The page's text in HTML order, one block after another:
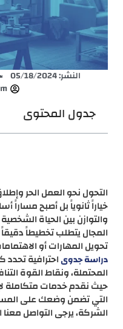
النشر:05/18/2024
جدول المحتوى
التحول نحو العمل الحر
خياراً ثانوياً بل أصبح مساراً
والتوازن بين الحياة
المجال يتطلب تخطيطاً
تحويل المهارات أو
دراسة جدوىاحترافية تحدد
المحتملة، ونقاط القوة
حيث نقدم خدمات متكاملة
التي تضمن وضعك على
الشركة، يرجى التواصل معنا